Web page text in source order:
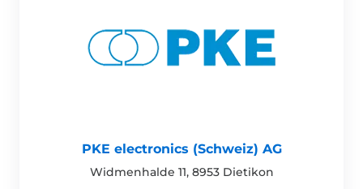
PKE electronics (Schweiz) AG
Widmenhalde 11, 8953 Dietikon